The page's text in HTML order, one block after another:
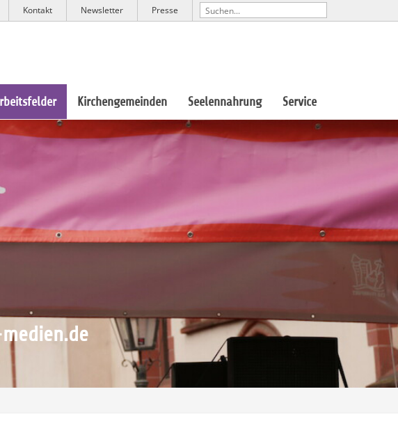
Presse
Newsletter
Kontakt
Kirchengemeinden Seelennahrung Service